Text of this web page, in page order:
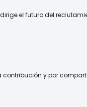
el futuro del
y por